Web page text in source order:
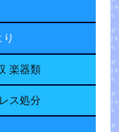
楽器類
ス処分